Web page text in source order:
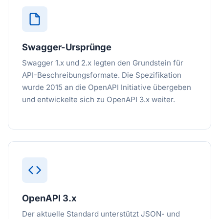
Swagger-Ursprünge
Swagger 1.x und 2.x legten den Grundstein für
API-Beschreibungsformate. Die Spezifikation
wurde 2015 an die OpenAPI Initiative übergeben
und entwickelte sich zu OpenAPI 3.x weiter.
OpenAPI 3.x
Der aktuelle Standard unterstützt JSON- und